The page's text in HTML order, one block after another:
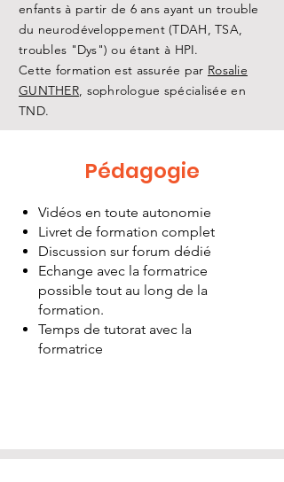
enfants à partir de 6 ans ayant un trouble
du neurodéveloppement (TDAH, TSA,
troubles "Dys") ou étant à HPI.
Cette formation est assurée par Rosalie
GUNTHER, sophrologue spécialisée en
TND.
Pédagogie
Vidéos en toute autonomie
Livret de formation complet
Discussion sur forum dédié
Echange avec la formatrice
possible tout au long de la
formation.
Temps de tutorat avec la
formatrice